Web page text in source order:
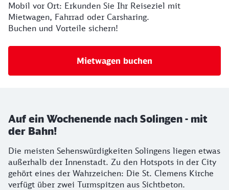
Mobil vor Ort: Erkunden Sie Ihr Reiseziel mit
Mietwagen, Fahrrad oder Carsharing.
Buchen und Vorteile sichern!
Mietwagen buchen
Auf ein Wochenende nach Solingen - mit
der Bahn!
Die meisten Sehenswürdigkeiten Solingens liegen etwas
außerhalb der Innenstadt. Zu den Hotspots in der City
gehört eines der Wahrzeichen: Die St. Clemens Kirche
verfügt über zwei Turmspitzen aus Sichtbeton.